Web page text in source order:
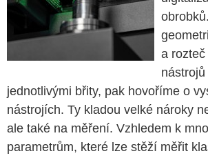
a
jednotlivými břity, pak hovoříme o
nástrojích. Ty kladou velké nároky
ale také na měření. Vzhledem k
parametrům, které lze stěží měřit